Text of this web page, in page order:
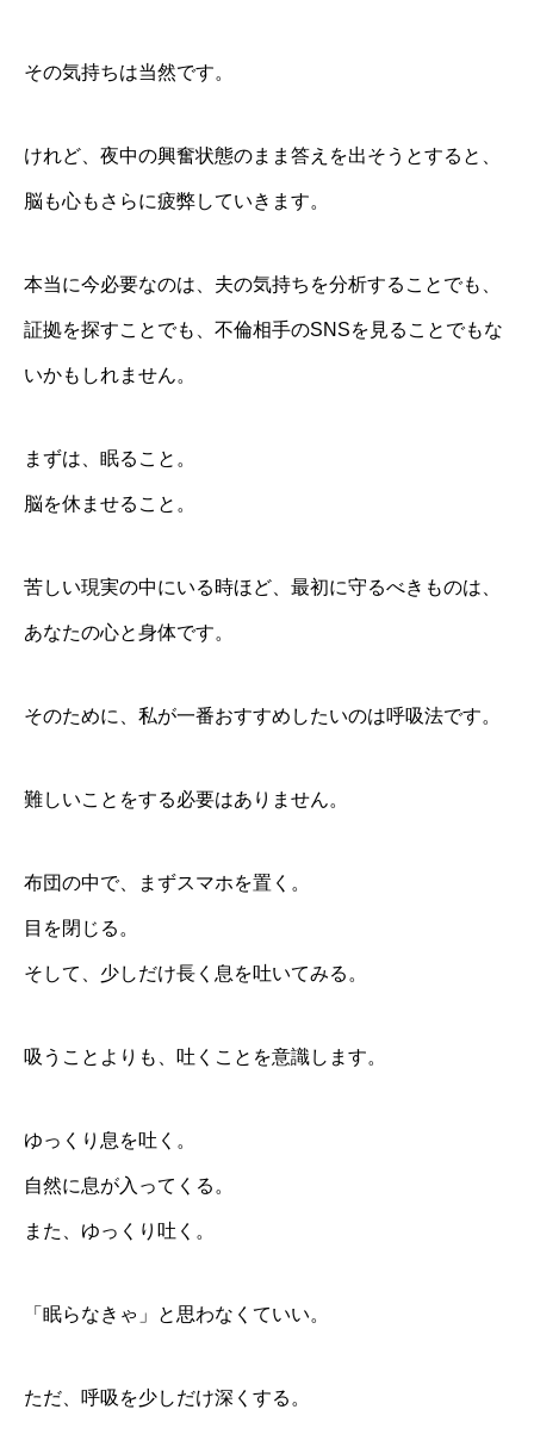
その気持ちは当然です。
けれど、夜中の興奮状態のまま答えを出そうとすると、
脳も心もさらに疲弊していきます。
本当に今必要なのは、夫の気持ちを分析することでも、
証拠を探すことでも、不倫相手のSNSを見ることでもな
いかもしれません。
まずは、眠ること。
脳を休ませること。
苦しい現実の中にいる時ほど、最初に守るべきものは、
あなたの心と身体です。
そのために、私が一番おすすめしたいのは呼吸法です。
難しいことをする必要はありません。
布団の中で、まずスマホを置く。
目を閉じる。
そして、少しだけ長く息を吐いてみる。
吸うことよりも、吐くことを意識します。
ゆっくり息を吐く。
自然に息が入ってくる。
また、ゆっくり吐く。
「眠らなきゃ」と思わなくていい。
ただ、呼吸を少しだけ深くする。